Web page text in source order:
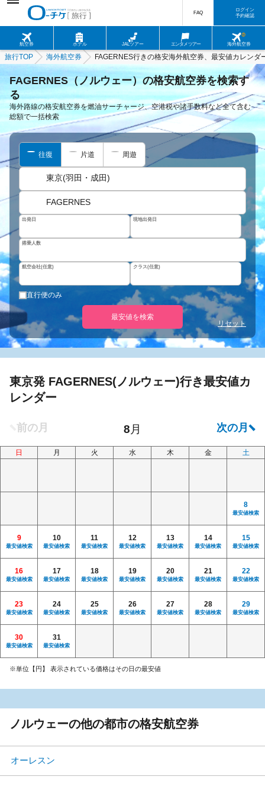
航空券 ホテル JALツアー エンタメツアー 海外航空券
FAQ
ログイン
予約確認
旅行TOP 海外航空券 FAGERNES行きの格安海外航空券、最安値カレンダ
FAGERNES（ノルウェー）の格安航空券を検索す
る
海外路線の格安航空券を燃油サーチャージ、空港税や諸手数料など全て含む
総額で一括検索
往復 片道 周遊
東京(羽田・成田)
FAGERNES
出発日 現地出発日
搭乗人数
航空会社(任意) クラス(任意)
直行便のみ
最安値を検索
リセット
東京発 FAGERNES(ノルウェー)行き最安値カ
レンダー
日 月 火 水 木 金 土
8
最安値検索
9
最安値検索
10
最安値検索
11
最安値検索
12
最安値検索
13
最安値検索
14
最安値検索
15
最安値検索
16
最安値検索
17
最安値検索
18
最安値検索
19
最安値検索
20
最安値検索
21
最安値検索
22
最安値検索
23
最安値検索
24
最安値検索
25
最安値検索
26
最安値検索
27
最安値検索
28
最安値検索
29
最安値検索
30
最安値検索
31
最安値検索
※単位【円】 表示されている価格はその日の最安値
ノルウェーの他の都市の格安航空券
オーレスン